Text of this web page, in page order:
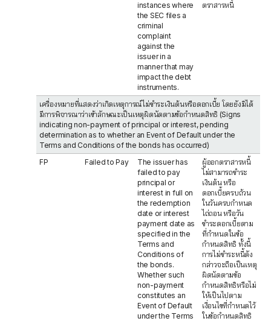
instances where
the SEC files a
criminal
complaint
against the
issuer in a
manner that may
impact the debt
instruments.
ตราสารหนี้
เครื่องหมายที่แสดงว่าเกิดเหตุการณ์ไม่ชำระเงินต้นหรือดอกเบี้ย โดยยังมิได้
มีการพิจารณาว่าเข้าลักษณะเป็นเหตุผิดนัดตามข้อกำหนดสิทธิ (Signs
indicating non-payment of principal or interest, pending
determination as to whether an Event of Default under the
Terms and Conditions of the bonds has occurred)
FP
Failed to Pay
The issuer has
failed to pay
principal or
interest in full on
the redemption
date or interest
payment date as
specified in the
Terms and
Conditions of
the bonds.
Whether such
non-payment
constitutes an
Event of Default
under the Terms
ผู้ออกตราสารหนี้
ไม่สามารถชำระ
เงินต้น หรือ
ดอกเบี้ยครบถ้วน
ในวันครบกำหนด
ไถ่ถอน หรือวัน
ชำระดอกเบี้ยตาม
ที่กำหนดในข้อ
กำหนดสิทธิ ทั้งนี้
การไม่ชำระหนี้ดัง
กล่าวจะถือเป็นเหตุ
ผิดนัดตามข้อ
กำหนดสิทธิหรือไม่
ให้เป็นไปตาม
เงื่อนไขที่กำหนดไว้
ในข้อกำหนดสิทธิ